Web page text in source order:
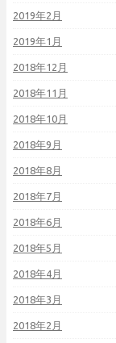
2019年2月
2019年1月
2018年12月
2018年11月
2018年10月
2018年9月
2018年8月
2018年7月
2018年6月
2018年5月
2018年4月
2018年3月
2018年2月